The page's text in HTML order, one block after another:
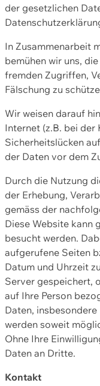
der gesetzlichen
In Zusammenarbeit
bemühen wir uns,
fremden Zugriffen,
Fälschung zu
Wir weisen darauf
Internet (z.B. bei der
Sicherheitslücken
der Daten vor dem
Durch die Nutzung
der Erhebung,
gemäss der
Diese Website kann
besucht werden.
aufgerufene Seiten
Datum und Uhrzeit
Server gespeichert,
auf Ihre Person
Daten,
werden soweit
Ohne Ihre
Daten an Dritte.
Kontakt